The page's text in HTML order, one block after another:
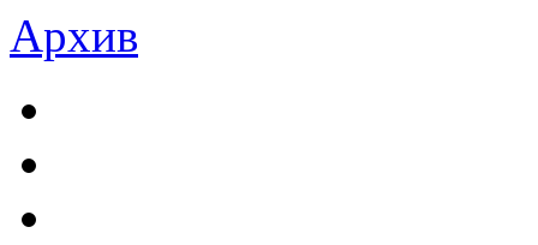
Архив